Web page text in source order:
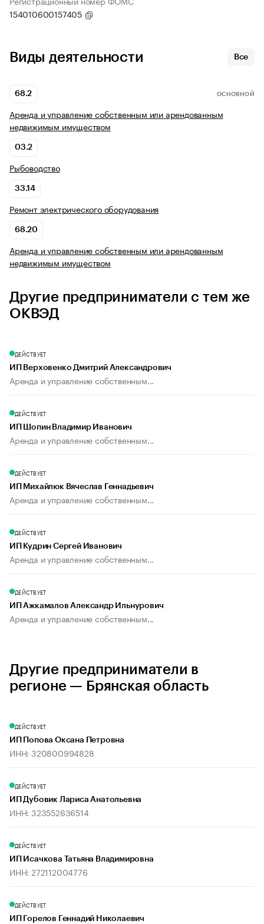
154010600157405
Виды деятельности Все
68.2 ОСНОВНОЙ
Аренда и управление собственным или арендованным
недвижимым имуществом
03.2
Рыбоводство
33.14
Ремонт электрического оборудования
68.20
Аренда и управление собственным или арендованным
недвижимым имуществом
Другие предприниматели с тем же
ОКВЭД
ДЕЙСТВУЕТ
ИП Верховенко Дмитрий Александрович
Аренда и управление собственным...
ДЕЙСТВУЕТ
ИП Шопин Владимир Иванович
Аренда и управление собственным...
ДЕЙСТВУЕТ
ИП Михайлюк Вячеслав Геннадьевич
Аренда и управление собственным...
ДЕЙСТВУЕТ
ИП Кудрин Сергей Иванович
Аренда и управление собственным...
ДЕЙСТВУЕТ
ИП Ажкамалов Александр Ильнурович
Аренда и управление собственным...
Другие предприниматели в
регионе — Брянская область
ДЕЙСТВУЕТ
ИП Попова Оксана Петровна
ИНН: 320800994828
ДЕЙСТВУЕТ
ИП Дубовик Лариса Анатольевна
ИНН: 323552636514
ДЕЙСТВУЕТ
ИП Исачкова Татьяна Владимировна
ИНН: 272112004776
ДЕЙСТВУЕТ
ИП Горелов Геннадий Николаевич